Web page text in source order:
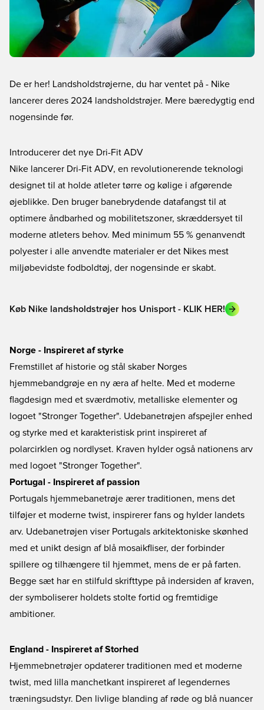
De er her! Landsholdstrøjerne, du har ventet på - Nike
lancerer deres 2024 landsholdstrøjer. Mere bæredygtig end
nogensinde før.
Introducerer det nye Dri-Fit ADV
Nike lancerer Dri-Fit ADV, en revolutionerende teknologi
designet til at holde atleter tørre og kølige i afgørende
øjeblikke. Den bruger banebrydende datafangst til at
optimere åndbarhed og mobilitetszoner, skræddersyet til
moderne atleters behov. Med minimum 55 % genanvendt
polyester i alle anvendte materialer er det Nikes mest
miljøbevidste fodboldtøj, der nogensinde er skabt.
Køb Nike landsholdstrøjer hos Unisport - KLIK HER!
Norge - Inspireret af styrke
Fremstillet af historie og stål skaber Norges
hjemmebandgrøje en ny æra af helte. Med et moderne
flagdesign med et sværdmotiv, metalliske elementer og
logoet "Stronger Together". Udebanetrøjen afspejler enhed
og styrke med et karakteristisk print inspireret af
polarcirklen og nordlyset. Kraven hylder også nationens arv
med logoet "Stronger Together".
Portugal - Inspireret af passion
Portugals hjemmebanetrøje ærer traditionen, mens det
tilføjer et moderne twist, inspirerer fans og hylder landets
arv. Udebanetrøjen viser Portugals arkitektoniske skønhed
med et unikt design af blå mosaikfliser, der forbinder
spillere og tilhængere til hjemmet, mens de er på farten.
Begge sæt har en stilfuld skrifttype på indersiden af kraven,
der symboliserer holdets stolte fortid og fremtidige
ambitioner.
England - Inspireret af Storhed
Hjemmebnetrøjer opdaterer traditionen med et moderne
twist, med lilla manchetkant inspireret af legendernes
træningsudstyr. Den livlige blanding af røde og blå nuancer